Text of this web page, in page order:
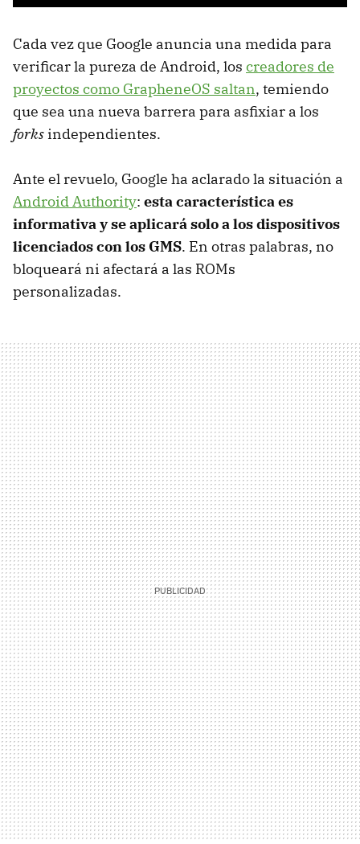
Cada vez que Google anuncia una medida para
verificar la pureza de Android, los creadores de
proyectos como GrapheneOS saltan, temiendo
que sea una nueva barrera para asfixiar a los
forks independientes.
Ante el revuelo, Google ha aclarado la situación a
Android Authority: esta característica es
informativa y se aplicará solo a los dispositivos
licenciados con los GMS. En otras palabras, no
bloqueará ni afectará a las ROMs
personalizadas.